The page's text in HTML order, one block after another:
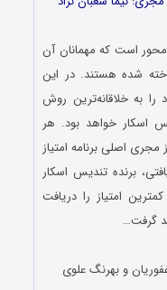
است که مهمانان آن
شده هستند. در این
به خلاقانه‌ترین روش
اسکار خواهد بود. هر
اصلی برنامه امتیاز
برنده تندیس اسکار
امتیاز را دریافت
گرفت…
و بهرنگ علوی